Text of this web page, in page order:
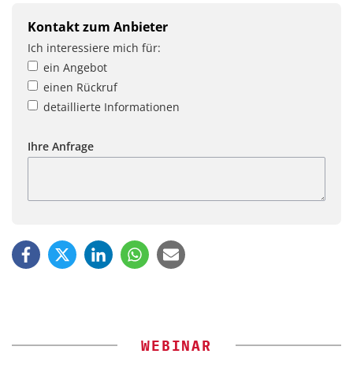
Kontakt zum Anbieter
Ich interessiere mich für:
ein Angebot
einen Rückruf
detaillierte Informationen
Ihre Anfrage
WEBINAR